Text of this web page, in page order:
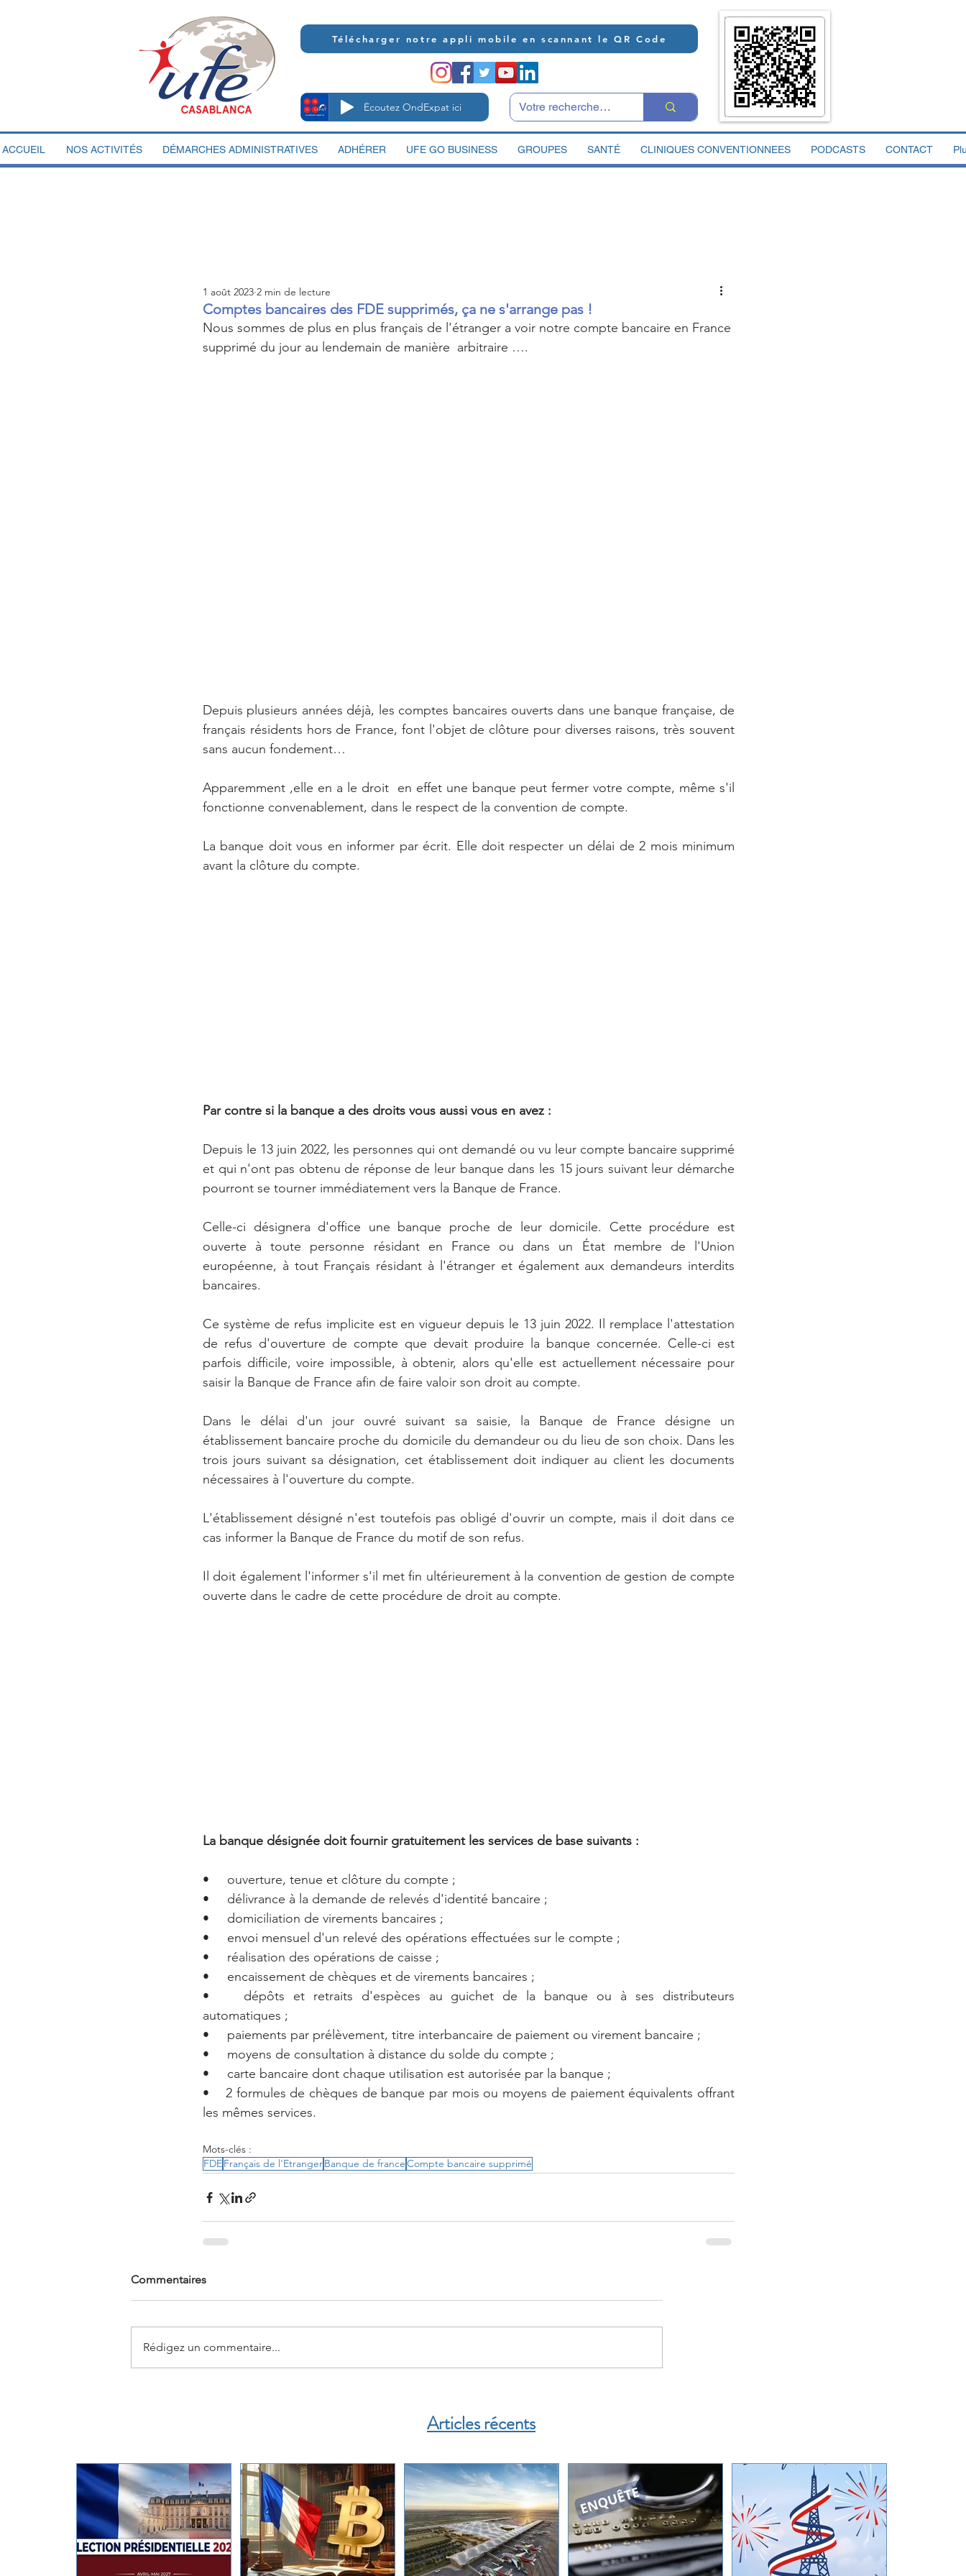
Télécharger notre appli mobile en scannant le QR Code
Écoutez OndExpat ici
ACCUEIL NOS ACTIVITÉS DÉMARCHES ADMINISTRATIVES ADHÉRER UFE GO BUSINESS GROUPES SANTÉ CLINIQUES CONVENTIONNEES PODCASTS CONTACT
Comptes bancaires des FDE supprimés, ça ne s'arrange pas !
1 août 2023 2 min de lecture
Nous sommes de plus en plus français de l'étranger a voir notre compte bancaire en France
supprimé du jour au lendemain de manière  arbitraire ….
Depuis plusieurs années déjà, les comptes bancaires ouverts dans une banque française, de
français résidents hors de France, font l'objet de clôture pour diverses raisons, très souvent
sans aucun fondement…
Apparemment ,elle en a le droit  en effet une banque peut fermer votre compte, même s'il
fonctionne convenablement, dans le respect de la convention de compte.
La banque doit vous en informer par écrit. Elle doit respecter un délai de 2 mois minimum
avant la clôture du compte.
Par contre si la banque a des droits vous aussi vous en avez :
Depuis le 13 juin 2022, les personnes qui ont demandé ou vu leur compte bancaire supprimé
et qui n'ont pas obtenu de réponse de leur banque dans les 15 jours suivant leur démarche
pourront se tourner immédiatement vers la Banque de France.
Celle-ci désignera d'office une banque proche de leur domicile. Cette procédure est
ouverte à toute personne résidant en France ou dans un État membre de l'Union
européenne, à tout Français résidant à l'étranger et également aux demandeurs interdits
bancaires.
Ce système de refus implicite est en vigueur depuis le 13 juin 2022. Il remplace l'attestation
de refus d'ouverture de compte que devait produire la banque concernée. Celle-ci est
parfois difficile, voire impossible, à obtenir, alors qu'elle est actuellement nécessaire pour
saisir la Banque de France afin de faire valoir son droit au compte.
Dans le délai d'un jour ouvré suivant sa saisie, la Banque de France désigne un
établissement bancaire proche du domicile du demandeur ou du lieu de son choix. Dans les
trois jours suivant sa désignation, cet établissement doit indiquer au client les documents
nécessaires à l'ouverture du compte.
L'établissement désigné n'est toutefois pas obligé d'ouvrir un compte, mais il doit dans ce
cas informer la Banque de France du motif de son refus.
Il doit également l'informer s'il met fin ultérieurement à la convention de gestion de compte
ouverte dans le cadre de cette procédure de droit au compte.
La banque désignée doit fournir gratuitement les services de base suivants :
•     ouverture, tenue et clôture du compte ;
•     délivrance à la demande de relevés d'identité bancaire ;
•     domiciliation de virements bancaires ;
•     envoi mensuel d'un relevé des opérations effectuées sur le compte ;
•     réalisation des opérations de caisse ;
•     encaissement de chèques et de virements bancaires ;
•    dépôts et retraits d'espèces au guichet de la banque ou à ses distributeurs
automatiques ;
•     paiements par prélèvement, titre interbancaire de paiement ou virement bancaire ;
•     moyens de consultation à distance du solde du compte ;
•     carte bancaire dont chaque utilisation est autorisée par la banque ;
•    2 formules de chèques de banque par mois ou moyens de paiement équivalents offrant
les mêmes services.
Mots-clés :
FDEFrançais de l'EtrangerBanque de franceCompte bancaire supprimé
Commentaires
Rédigez un commentaire...
Articles récents